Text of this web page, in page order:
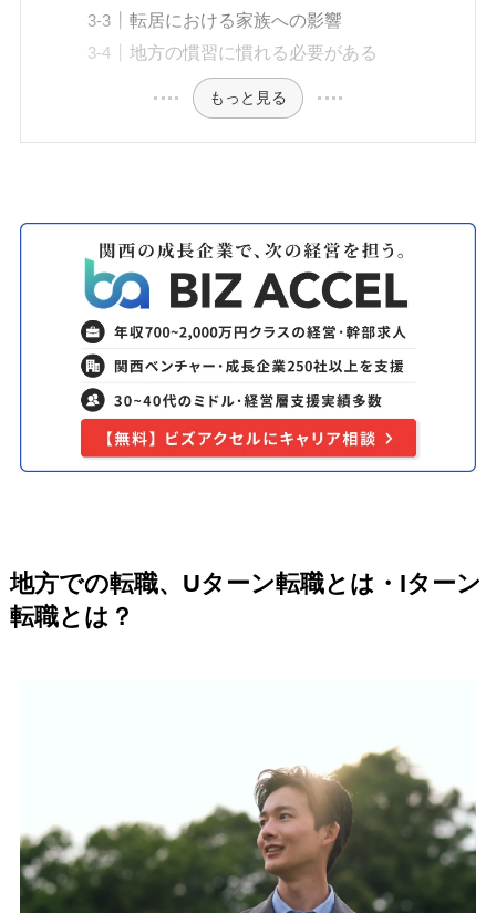
転居における家族への影響
地方の慣習に慣れる必要がある
もっと見る
地方での転職、Uターン転職とは・Iターン
転職とは？